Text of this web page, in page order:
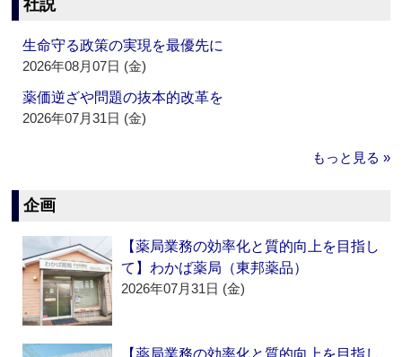
社説
生命守る政策の実現を最優先に
2026年08月07日 (金)
薬価逆ざや問題の抜本的改革を
2026年07月31日 (金)
もっと見る »
企画
【薬局業務の効率化と質的向上を目指し
て】わかば薬局（東邦薬品）
2026年07月31日 (金)